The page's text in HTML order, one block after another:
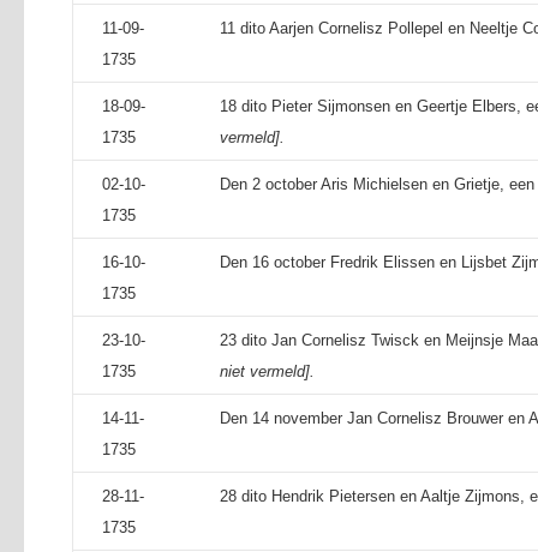
11-09-
1735
11 dito Aarjen Cornelisz Pollepel en Neeltje
18-09-
1735
18 dito Pieter Sijmonsen en Geertje Elbers,
vermeld].
02-10-
1735
Den 2 october Aris Michielsen en Grietje,
16-10-
1735
Den 16 october Fredrik Elissen en Lijsbet
23-10-
1735
23 dito Jan Cornelisz Twisck en Meijnsje
niet vermeld].
14-11-
1735
Den 14 november Jan Cornelisz Brouwer en
28-11-
1735
28 dito Hendrik Pietersen en Aaltje Zijmons,